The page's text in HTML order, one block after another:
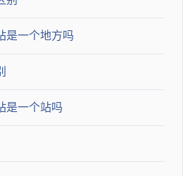
糙还有很大进步的空间。今天，拆妹带
接钣金及底盘防护工艺到底如何.
顶、车身侧面为点焊工艺。可直观看到
（包含中间空隙）；B柱总厚度
）；C柱总厚度为4.12mm（包含中间空
传统点焊工艺，每延米焊接数量为23
是一个地方吗
是一个站吗